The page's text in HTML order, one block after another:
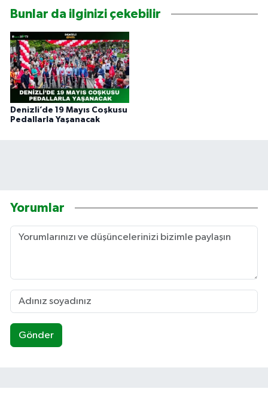
Bunlar da ilginizi çekebilir
Denizli’de 19 Mayıs Coşkusu
Pedallarla Yaşanacak
Yorumlar
Gönder